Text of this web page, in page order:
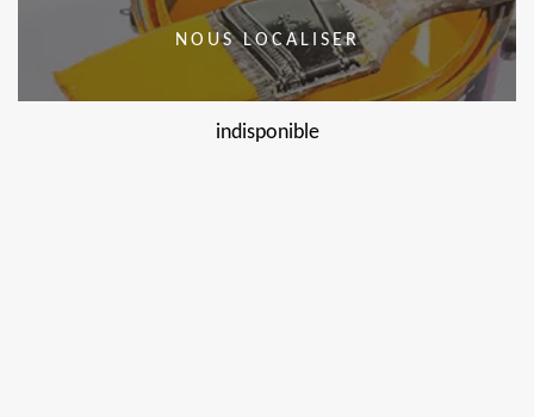
NOUS LOCALISER
indisponible